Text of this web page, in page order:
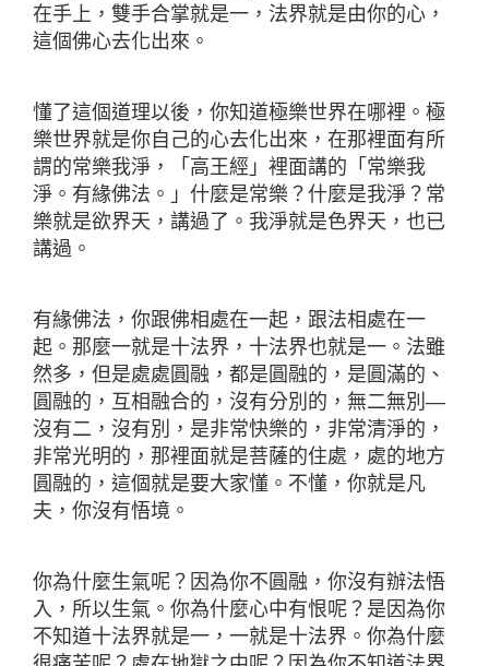
在手上，雙手合掌就是一，法界就是由你的心，
這個佛心去化出來。
懂了這個道理以後，你知道極樂世界在哪裡。極
樂世界就是你自己的心去化出來，在那裡面有所
謂的常樂我淨，「高王經」裡面講的「常樂我
淨。有緣佛法。」什麼是常樂？什麼是我淨？常
樂就是欲界天，講過了。我淨就是色界天，也已
講過。
有緣佛法，你跟佛相處在一起，跟法相處在一
起。那麼一就是十法界，十法界也就是一。法雖
然多，但是處處圓融，都是圓融的，是圓滿的、
圓融的，互相融合的，沒有分別的，無二無別—
沒有二，沒有別，是非常快樂的，非常清淨的，
非常光明的，那裡面就是菩薩的住處，處的地方
圓融的，這個就是要大家懂。不懂，你就是凡
夫，你沒有悟境。
你為什麼生氣呢？因為你不圓融，你沒有辦法悟
入，所以生氣。你為什麼心中有恨呢？是因為你
不知道十法界就是一，一就是十法界。你為什麼